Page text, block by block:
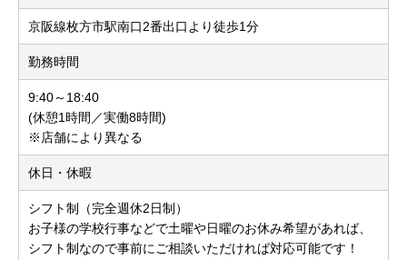
京阪線枚方市駅南口2番出口より徒歩1分
勤務時間
9:40～18:40
(休憩1時間／実働8時間)
※店舗により異なる
休日・休暇
シフト制（完全週休2日制）
お子様の学校行事などで土曜や日曜のお休み希望があれば、
シフト制なので事前にご相談いただければ対応可能です！